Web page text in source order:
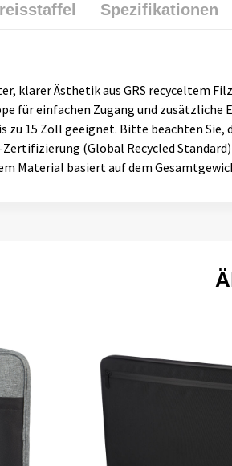
Spezifikationen
klarer Ästhetik aus GRS recyceltem
für einfachen Zugang und
zu 15 Zoll geeignet. Bitte beachten Sie,
Zertifizierung (Global Recycled
Material basiert auf dem